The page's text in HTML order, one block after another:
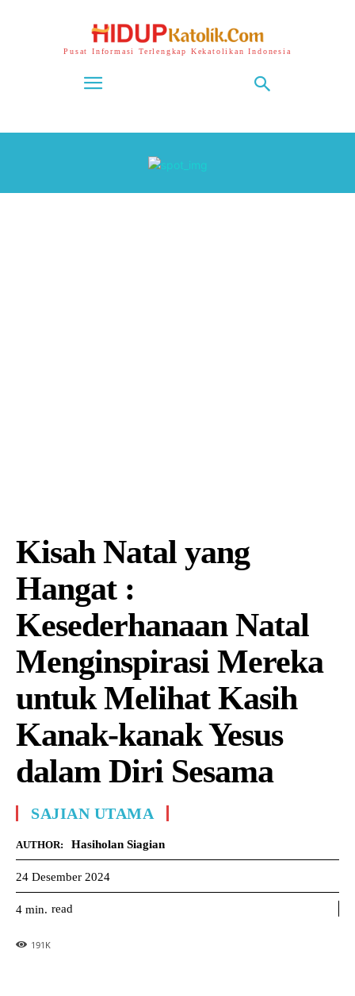
Pusat Informasi Terlengkap Kekatolikan Indonesia
Kisah Natal yang
Hangat :
Kesederhanaan Natal
Menginspirasi Mereka
untuk Melihat Kasih
Kanak-kanak Yesus
dalam Diri Sesama
SAJIAN UTAMA
AUTHOR: Hasiholan Siagian
24 Desember 2024
4 min. read
191 K